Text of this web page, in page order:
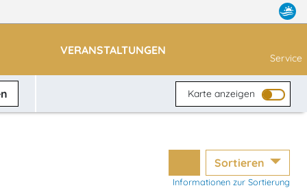
VERANSTALTUNGEN
Service
Karte anzeigen
Sortieren
Informationen zur Sortierung